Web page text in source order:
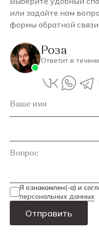
или задайте нам
формы обратной связи
Роза
Ответит в
Ваше имя
Вопрос
Я ознакомлен(-а) и
персональных данных